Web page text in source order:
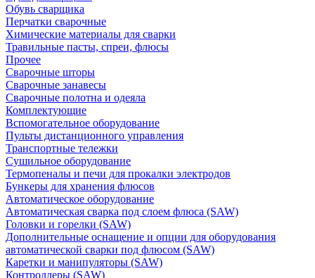
Обувь сварщика
Перчатки сварочные
Химические материалы для сварки
Травильные пасты, спреи, флюсы
Прочее
Сварочные шторы
Сварочные занавесы
Сварочные полотна и одеяла
Комплектующие
Вспомогательное оборудование
Пульты дистанционного управления
Транспортные тележки
Сушильное оборудование
Термопеналы и печи для прокалки электродов
Бункеры для хранения флюсов
Автоматическое оборудование
Автоматическая сварка под слоем флюса (SAW)
Головки и горелки (SAW)
Дополнительные оснащение и опции для оборудования
автоматической сварки под флюсом (SAW)
Каретки и манипуляторы (SAW)
Контроллеры (SAW)